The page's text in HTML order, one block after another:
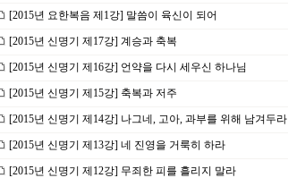
[2015년 요한복음 제1강] 말씀이 육신이 되어
[2015년 신명기 제17강] 계승과 축복
[2015년 신명기 제16강] 언약을 다시 세우신 하나님
[2015년 신명기 제15강] 축복과 저주
[2015년 신명기 제14강] 나그네, 고아, 과부를 위해 남겨두라
[2015년 신명기 제13강] 네 진영을 거룩히 하라
[2015년 신명기 제12강] 무죄한 피를 흘리지 말라